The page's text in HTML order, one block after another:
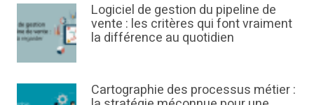
Logiciel de gestion du pipeline de
vente : les critères qui font vraiment
la différence au quotidien
Cartographie des processus métier :